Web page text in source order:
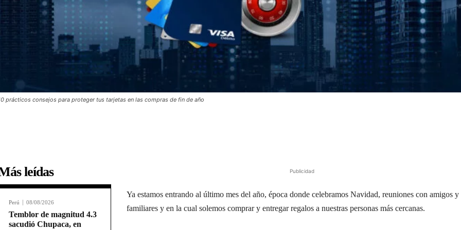
prácticos consejos para proteger tus tarjetas en las compras de fin de año
leídas
Perú 08/08/2026
Temblor de magnitud 4.3
sacudió Chupaca, en
Publicidad
Ya estamos entrando al último mes del año, época donde celebramos Navidad, reuniones con amigos y
familiares y en la cual solemos comprar y entregar regalos a nuestras personas más cercanas.